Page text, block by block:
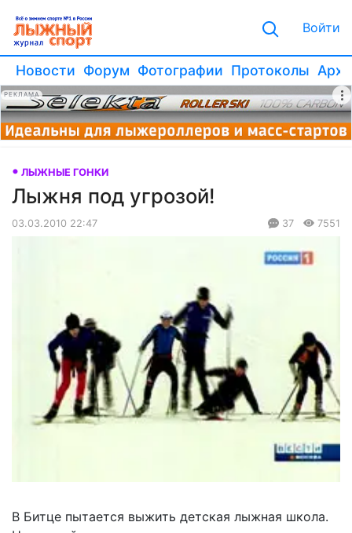
Войти
Новости Форум Фотографии Протоколы
РЕКЛАМА
ЛЫЖНЫЕ ГОНКИ
Лыжня под угрозой!
03.03.2010 22:47 37 7551
В Битце пытается выжить детская лыжная школа.